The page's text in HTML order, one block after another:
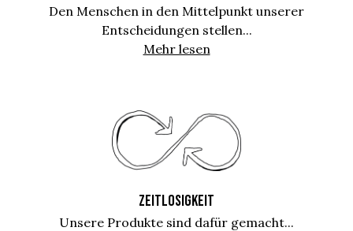
Den Menschen in den Mittelpunkt unserer
Entscheidungen stellen...
Mehr lesen
ZEITLOSIGKEIT
Unsere Produkte sind dafür gemacht...